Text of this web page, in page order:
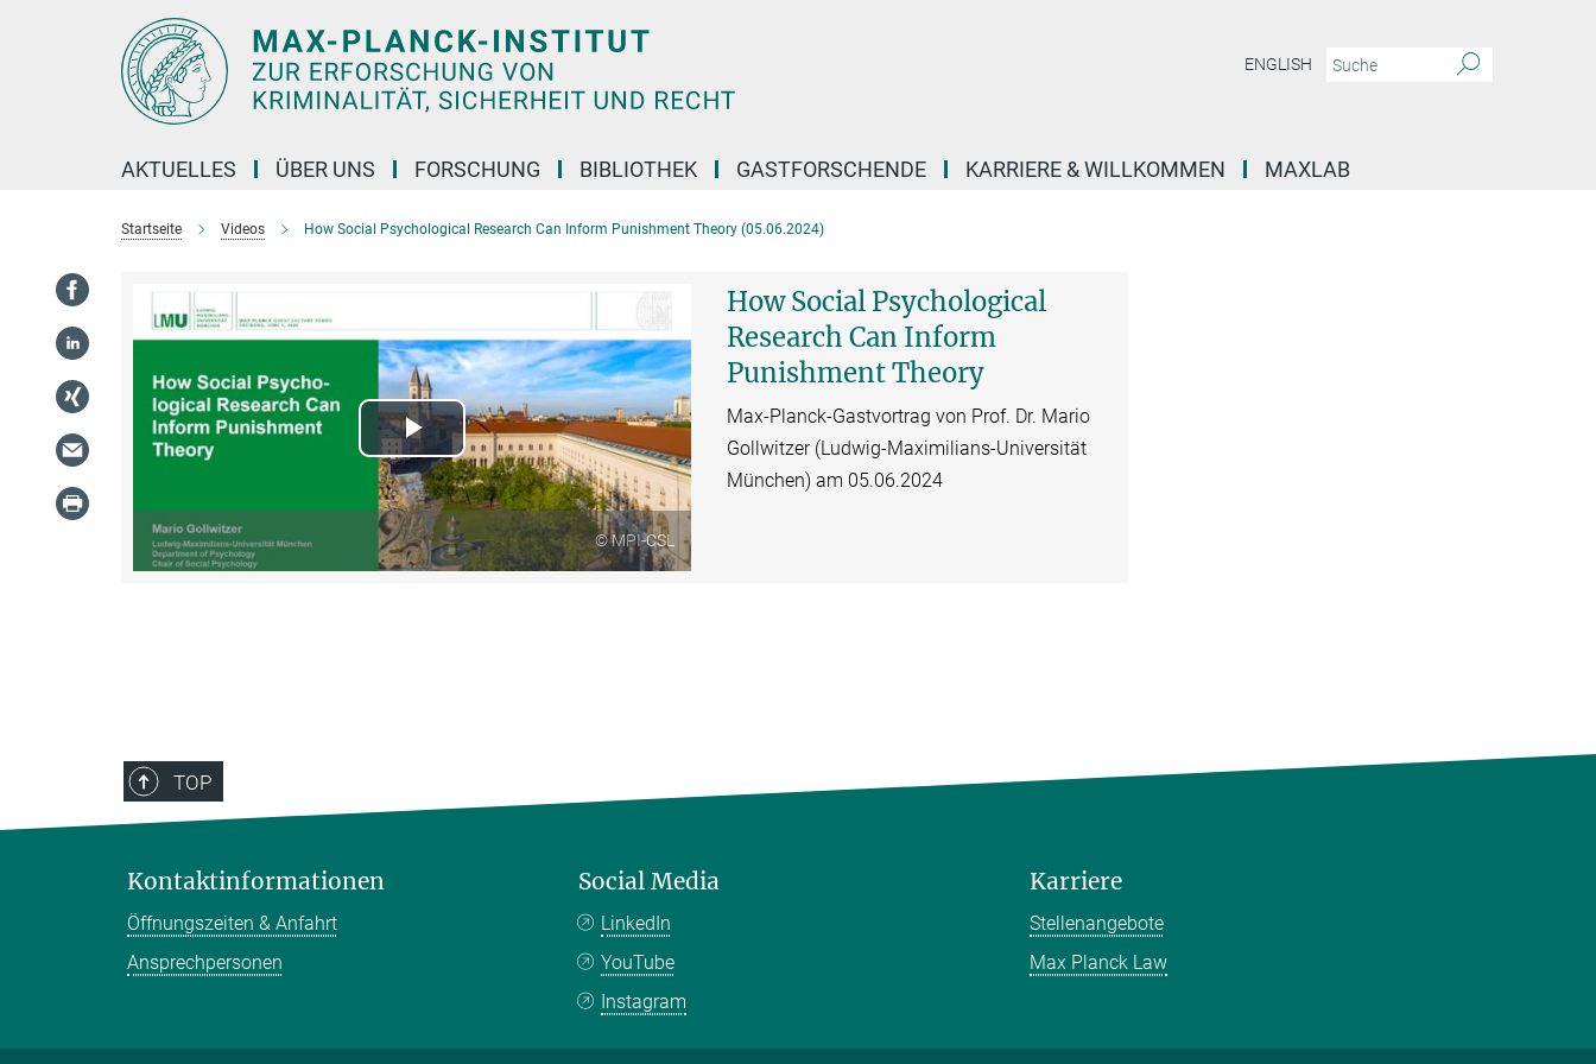
ENGLISH
AKTUELLES ÜBER UNS FORSCHUNG BIBLIOTHEK GASTFORSCHENDE KARRIERE & WILLKOMMEN MAXLAB
Startseite Videos How Social Psychological Research Can Inform Punishment Theory (05.06.2024)
Play
Video
© MPI-CSL
How Social Psychological
Research Can Inform
Punishment Theory
Max-Planck-Gastvortrag von Prof. Dr. Mario
Gollwitzer (Ludwig-Maximilians-Universität
München) am 05.06.2024
TOP
Kontaktinformationen
Öffnungszeiten & Anfahrt
Ansprechpersonen
Social Media
LinkedIn
YouTube
Instagram
Karriere
Stellenangebote
Max Planck Law